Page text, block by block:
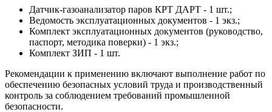
Датчик-газоанализатор паров КРТ ДАРТ - 1 шт.;
Ведомость эксплуатационных документов - 1 экз.;
Комплект эксплуатационных документов (руководство,
паспорт, методика поверки) - 1 экз.;
Комплект ЗИП - 1 шт.
Рекомендации к применению включают выполнение работ по
обеспечению безопасных условий труда и производственный
контроль за соблюдением требований промышленной
безопасности.